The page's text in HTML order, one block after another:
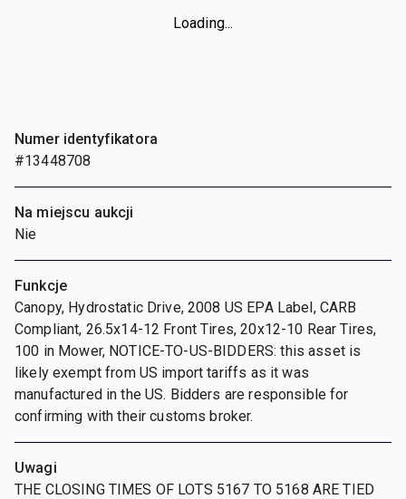
Loading...
Numer identyfikatora
#13448708
Na miejscu aukcji
Nie
Funkcje
Canopy, Hydrostatic Drive, 2008 US EPA Label, CARB
Compliant, 26.5x14-12 Front Tires, 20x12-10 Rear Tires,
100 in Mower, NOTICE-TO-US-BIDDERS: this asset is
likely exempt from US import tariffs as it was
manufactured in the US. Bidders are responsible for
confirming with their customs broker.
Uwagi
THE CLOSING TIMES OF LOTS 5167 TO 5168 ARE TIED